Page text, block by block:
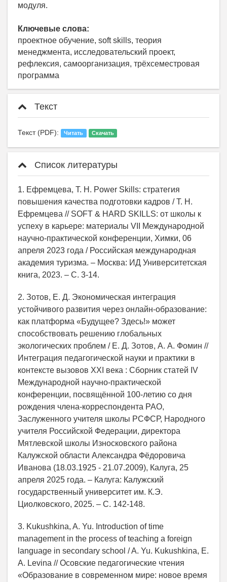
модуля.
Ключевые слова:
проектное обучение, soft skills, теория
менеджмента, исследовательский проект,
рефлексия, самоорганизация, трёхсеместровая
программа
Текст
Текст (PDF): Читать Скачать
Список литературы
1. Ефремцева, Т. Н. Power Skills: стратегия
повышения качества подготовки кадров / Т. Н.
Ефремцева // SOFT & HARD SKILLS: от школы к
успеху в карьере: материалы VII Международной
научно-практической конференции, Химки, 06
апреля 2023 года / Российская международная
академия туризма. – Москва: ИД Университетская
книга, 2023. – С. 3-14.
2. Зотов, Е. Д. Экономическая интеграция
устойчивого развития через онлайн-образование:
как платформа «Будущее? Здесь!» может
способствовать решению глобальных
экологических проблем / Е. Д. Зотов, А. А. Фомин //
Интеграция педагогической науки и практики в
контексте вызовов XXI века : Сборник статей IV
Международной научно-практической
конференции, посвящённой 100-летию со дня
рождения члена-корреспондента РАО,
Заслуженного учителя школы РСФСР, Народного
учителя Российской Федерации, директора
Мятлевской школы Износковского района
Калужской области Александра Фёдоровича
Иванова (18.03.1925 - 21.07.2009), Калуга, 25
апреля 2025 года. – Калуга: Калужский
государственный университет им. К.Э.
Циолковского, 2025. – С. 142-148.
3. Kukushkina, A. Yu. Introduction of time
management in the process of teaching a foreign
language in secondary school / A. Yu. Kukushkina, E.
A. Levina // Осовские педагогические чтения
«Образование в современном мире: новое время